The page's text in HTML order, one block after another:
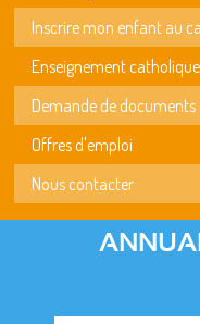
Inscrire mon enfant au
Enseignement catholique
Demande de documents
Offres d'emploi
Nous contacter